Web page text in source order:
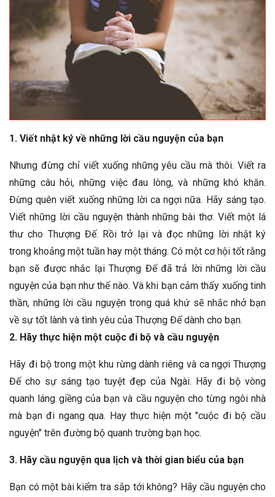
1. Viết nhật ký về những lời cầu nguyện của bạn
Nhưng đừng chỉ viết xuống những yêu cầu mà thôi. Viết ra
những câu hỏi, những việc đau lòng, và những khó khăn.
Đừng quên viết xuống những lời ca ngợi nữa. Hãy sáng tạo.
Viết những lời cầu nguyện thành những bài thơ. Viết một lá
thư cho Thượng Đế. Rồi trở lại và đọc những lời nhật ký
trong khoảng một tuần hay một tháng. Có một cơ hội tốt rằng
bạn sẽ được nhắc lại Thượng Đế đã trả lời những lời cầu
nguyện của bạn như thế nào. Và khi bạn cảm thấy xuống tinh
thần, những lời cầu nguyện trong quá khứ sẽ nhắc nhở bạn
về sự tốt lành và tình yêu của Thượng Đế dành cho bạn.
2. Hãy thực hiện một cuộc đi bộ và cầu nguyện
Hãy đi bộ trong một khu rừng dành riêng và ca ngợi Thượng
Đế cho sự sáng tạo tuyệt đẹp của Ngài. Hãy đi bộ vòng
quanh láng giềng của bạn và cầu nguyện cho từng ngôi nhà
mà bạn đi ngang qua. Hay thực hiện một "cuộc đi bộ cầu
nguyện" trên đường bộ quanh trường bạn học.
3. Hãy cầu nguyện qua lịch và thời gian biểu của bạn
Bạn có một bài kiểm tra sắp tới không? Hãy cầu nguyện cho